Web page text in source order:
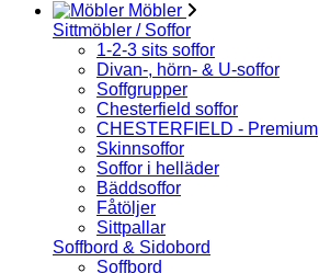
Möbler
Sittmöbler / Soffor
1-2-3 sits soffor
Divan-, hörn- & U-soffor
Soffgrupper
Chesterfield soffor
CHESTERFIELD - Premium
Skinnsoffor
Soffor i helläder
Bäddsoffor
Fåtöljer
Sittpallar
Soffbord & Sidobord
Soffbord